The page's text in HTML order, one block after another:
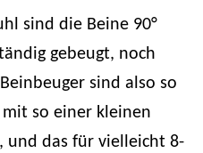
sind die Beine 90°
gebeugt, noch
sind also so
so einer kleinen
und das für vielleicht 8-